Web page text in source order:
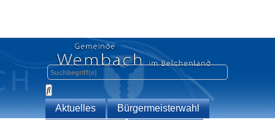
Aktuelles
Bürgermeisterwahl